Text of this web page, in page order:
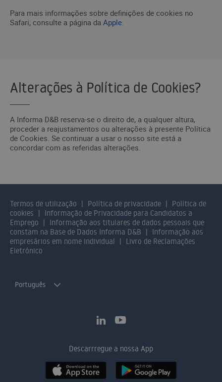
Para mais informações sobre definições de cookies no
Safari, consulte a página da Apple.
Alterações à Política de Cookies?
A Informa D&B reserva-se o direito de, a qualquer altura,
proceder a reajustamentos ou alterações à presente Política
de Cookies. Se continuar a usar o nosso site está a
concordar com as referidas alterações.
Termos de utilização Política de privacidade
Política de
cookies
Informação de Privacidade para Candidatos a
Emprego
Informação aos titulares de dados pessoais que
constam na Base de Dados Informa D&B
Informação aos
empresários em nome individual
Livro de Reclamações
Eletrónico
Português
Descarrregue a nossa App